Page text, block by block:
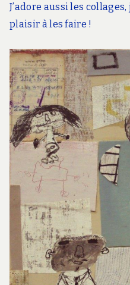
J’adore aussi les
plaisir à les faire !